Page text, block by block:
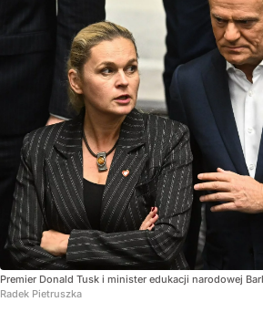
Premier Donald Tusk i minister edukacji narodowej
Radek Pietruszka